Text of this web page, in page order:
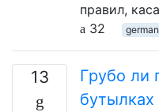
правил,
32
13
Грубо ли
бутылках